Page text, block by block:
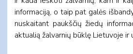
informaciją, o taip pat galės
nuskaitant paukščių žiedų
aktualią žalvarnių būklę Lietuvoje ir